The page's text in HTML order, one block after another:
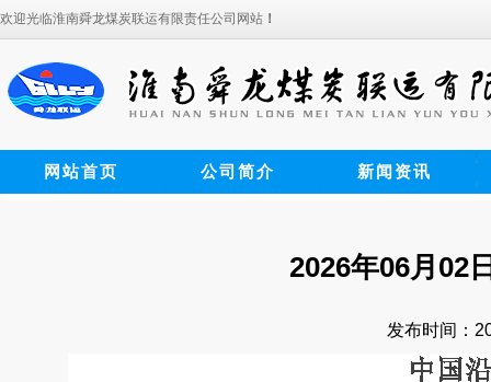
欢迎光临淮南舜龙煤炭联运有限责任公司网站 ！
网站首页 公司简介 新闻资讯
2026年06月02
发布时间：